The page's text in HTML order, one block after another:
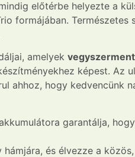
előtérbe helyezte a
formájában.
amelyek
képest. Az
ahhoz, hogy kedvencünk
garantálja,
és élvezze a